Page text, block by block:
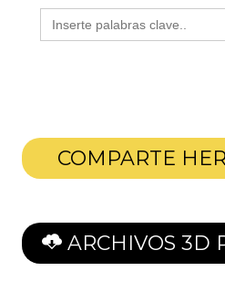
Buscar:
COMPARTE
ARCHIVOS 3D